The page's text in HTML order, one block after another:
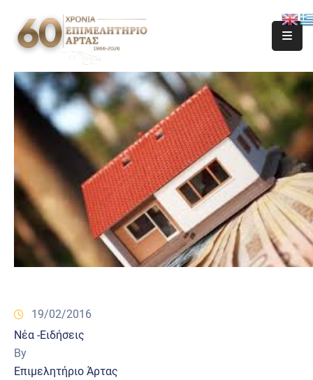
19/02/2016
Νέα -Ειδήσεις
By
Επιμελητήριο Άρτας